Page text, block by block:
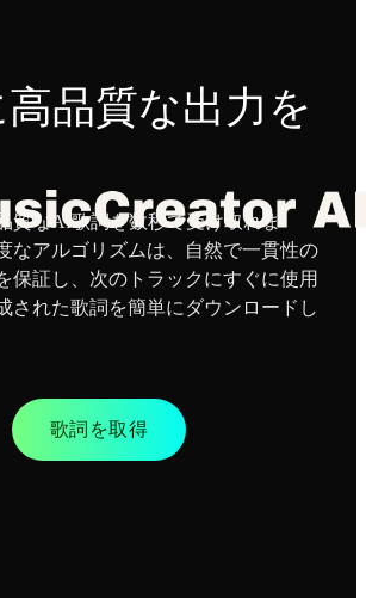
品質な出力を
質なAI歌詞を数秒で受け取れま
なアルゴリズムは、自然で一貫性の
保証し、次のトラックにすぐに使用
された歌詞を簡単にダウンロードし
歌詞を取得